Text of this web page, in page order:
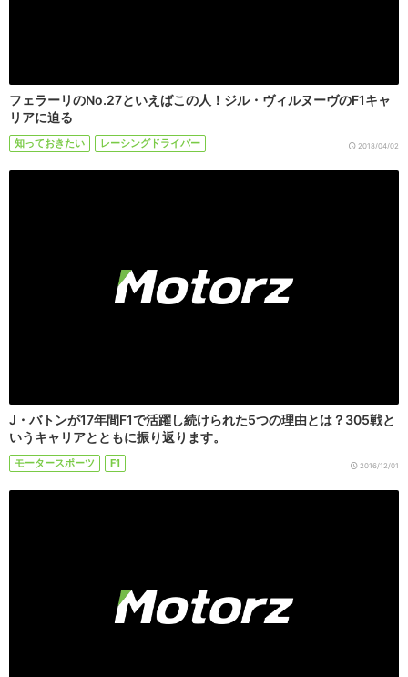
フェラーリのNo.27といえばこの人！ジル・ヴィルヌーヴのF1キャ
リアに迫る
知っておきたい レーシングドライバー 2018/04/02
J・バトンが17年間F1で活躍し続けられた5つの理由とは？305戦と
いうキャリアとともに振り返ります。
モータースポーツ F1 2016/12/01